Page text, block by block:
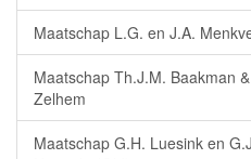
Maatschap L.G. en J.A.
Maatschap Th.J.M. Baakman
Zelhem
Maatschap G.H. Luesink en